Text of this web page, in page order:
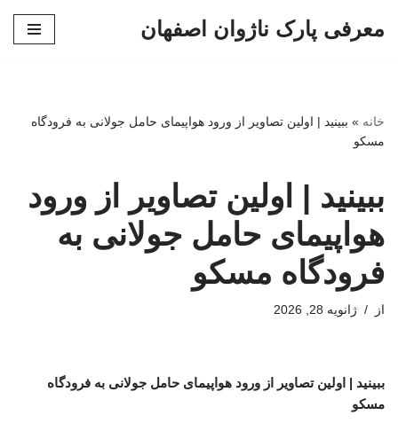
معرفی پارک ناژوان اصفهان
خانه » ببینید | اولین تصاویر از ورود هواپیمای حامل جولانی به فرودگاه
مسکو
ببینید | اولین تصاویر از ورود
هواپیمای حامل جولانی به
فرودگاه مسکو
از ژانویه 28, 2026
ببینید | اولین تصاویر از ورود هواپیمای حامل جولانی به فرودگاه
مسکو